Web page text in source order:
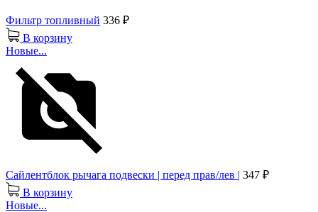
Фильтр топливный 336 ₽
В корзину
Новые...
Сайлентблок рычага подвески | перед прав/лев | 347 ₽
В корзину
Новые...